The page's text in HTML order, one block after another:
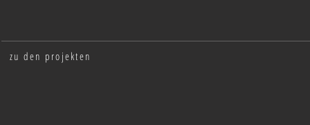
zu den projekten